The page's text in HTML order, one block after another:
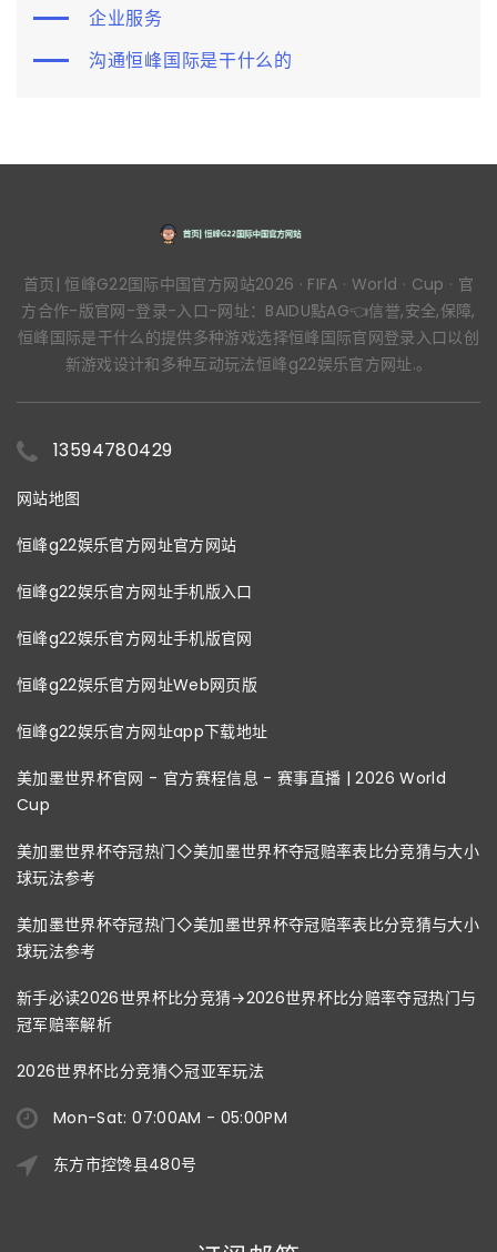
企业服务
沟通恒峰国际是干什么的
首页| 恒峰G22国际中国官方网站2026 · FIFA · World · Cup · 官
方合作-版官网-登录-入口-网址：BAIDU點AG👈信誉,安全,保障,
恒峰国际是干什么的提供多种游戏选择恒峰国际官网登录入口以创
新游戏设计和多种互动玩法恒峰g22娱乐官方网址.。
13594780429
网站地图
恒峰g22娱乐官方网址官方网站
恒峰g22娱乐官方网址手机版入口
恒峰g22娱乐官方网址手机版官网
恒峰g22娱乐官方网址Web网页版
恒峰g22娱乐官方网址app下载地址
美加墨世界杯官网 - 官方赛程信息 - 赛事直播 | 2026 World
Cup
美加墨世界杯夺冠热门◇美加墨世界杯夺冠赔率表比分竞猜与大小
球玩法参考
美加墨世界杯夺冠热门◇美加墨世界杯夺冠赔率表比分竞猜与大小
球玩法参考
新手必读2026世界杯比分竞猜→2026世界杯比分赔率夺冠热门与
冠军赔率解析
2026世界杯比分竞猜◇冠亚军玩法
Mon-Sat: 07:00AM - 05:00PM
东方市控馋县480号